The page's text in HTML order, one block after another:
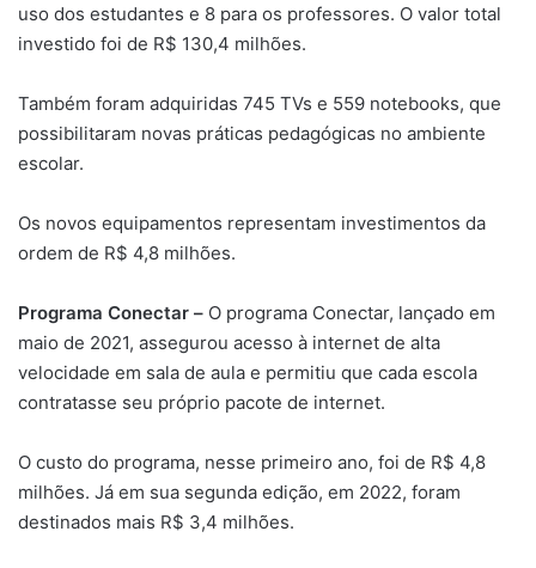
uso dos estudantes e 8 para os professores. O valor total
investido foi de R$ 130,4 milhões.
Também foram adquiridas 745 TVs e 559 notebooks, que
possibilitaram novas práticas pedagógicas no ambiente
escolar.
Os novos equipamentos representam investimentos da
ordem de R$ 4,8 milhões.
Programa Conectar – O programa Conectar, lançado em
maio de 2021, assegurou acesso à internet de alta
velocidade em sala de aula e permitiu que cada escola
contratasse seu próprio pacote de internet.
O custo do programa, nesse primeiro ano, foi de R$ 4,8
milhões. Já em sua segunda edição, em 2022, foram
destinados mais R$ 3,4 milhões.